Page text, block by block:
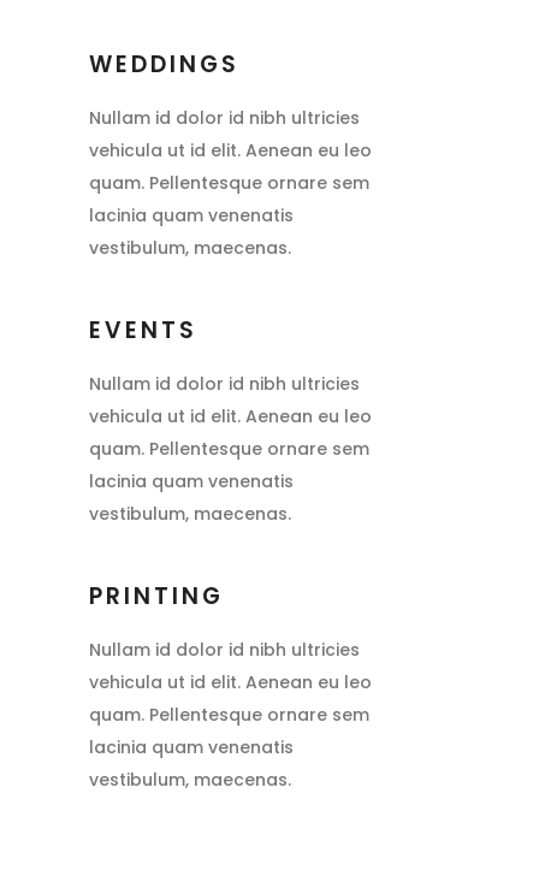
WEDDINGS
Nullam id dolor id nibh ultricies
vehicula ut id elit. Aenean eu leo
quam. Pellentesque ornare sem
lacinia quam venenatis
vestibulum, maecenas.
EVENTS
Nullam id dolor id nibh ultricies
vehicula ut id elit. Aenean eu leo
quam. Pellentesque ornare sem
lacinia quam venenatis
vestibulum, maecenas.
PRINTING
Nullam id dolor id nibh ultricies
vehicula ut id elit. Aenean eu leo
quam. Pellentesque ornare sem
lacinia quam venenatis
vestibulum, maecenas.